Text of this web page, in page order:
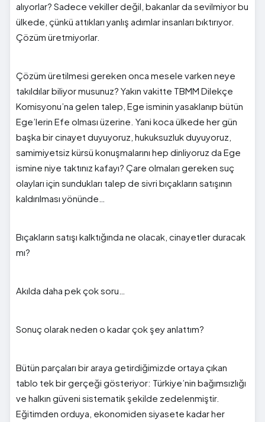
alıyorlar? Sadece vekiller değil, bakanlar da sevilmiyor bu
ülkede, çünkü attıkları yanlış adımlar insanları bıktırıyor.
Çözüm üretmiyorlar.
Çözüm üretilmesi gereken onca mesele varken neye
takıldılar biliyor musunuz? Yakın vakitte TBMM Dilekçe
Komisyonu’na gelen talep, Ege isminin yasaklanıp bütün
Ege’lerin Efe olması üzerine. Yani koca ülkede her gün
başka bir cinayet duyuyoruz, hukuksuzluk duyuyoruz,
samimiyetsiz kürsü konuşmalarını hep dinliyoruz da Ege
ismine niye taktınız kafayı? Çare olmaları gereken suç
olayları için sundukları talep de sivri bıçakların satışının
kaldırılması yönünde…
Bıçakların satışı kalktığında ne olacak, cinayetler duracak
mı?
Akılda daha pek çok soru…
Sonuç olarak neden o kadar çok şey anlattım?
Bütün parçaları bir araya getirdiğimizde ortaya çıkan
tablo tek bir gerçeği gösteriyor: Türkiye’nin bağımsızlığı
ve halkın güveni sistematik şekilde zedelenmiştir.
Eğitimden orduya, ekonomiden siyasete kadar her